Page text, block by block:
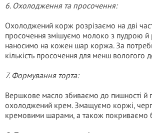
6. Охолодження та просочення:
Охолоджений корж розрізаємо на дві
просочення змішуємо молоко з пудрою й
наносимо на кожен шар коржа. За
кількість просочення для менш вологого
7. Формування торта:
Вершкове масло збиваємо до пишності й
охолоджений крем. Змащуємо коржі,
кремовими шарами, а також покриваємо